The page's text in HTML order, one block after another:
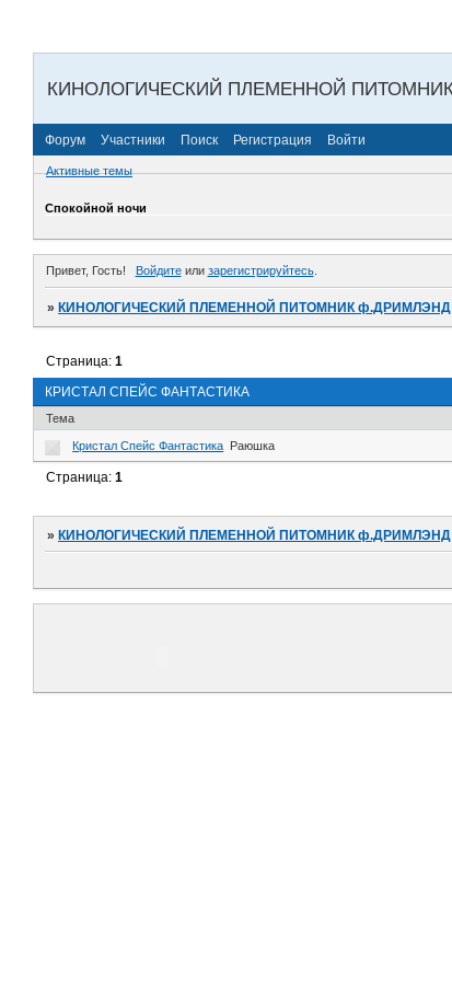
КИНОЛОГИЧЕСКИЙ ПЛЕМЕННОЙ
Форум Участники Поиск Регистрация Войти
Активные темы
Спокойной ночи
Привет, Гость! Войдитеили зарегистрируйтесь.
» КИНОЛОГИЧЕСКИЙ ПЛЕМЕННОЙ ПИТОМНИК ф.ДРИМЛЭНД
КРИСТАЛ СПЕЙС ФАНТАСТИКА
Страница:1
Тема
Кристал Спейс Фантастика Раюшка
Страница:1
»КИНОЛОГИЧЕСКИЙ ПЛЕМЕННОЙ ПИТОМНИК ф.ДРИМЛЭНД